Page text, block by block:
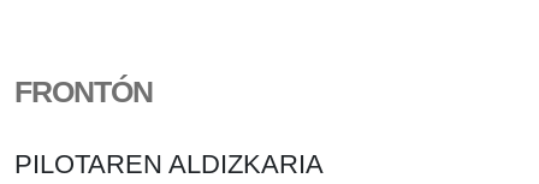
FRONTÓN
PILOTAREN ALDIZKARIA